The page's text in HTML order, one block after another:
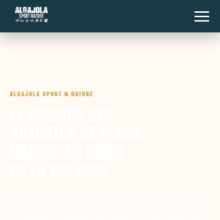
ALGAJOLA SPORT & NATURE